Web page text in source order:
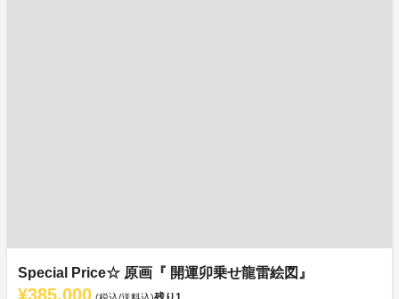
Special Price☆ 原画『 開運卯乗せ龍雷絵図』
¥385,000